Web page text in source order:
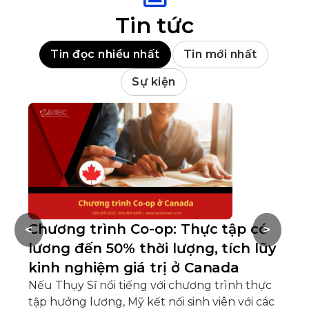
Tin tức
Tin đọc nhiều nhất Tin mới nhất
Sự kiện
Chương trình Co-op: Thực tập có
lương đến 50% thời lượng, tích lũy
kinh nghiệm giá trị ở Canada
Nếu Thụy Sĩ nổi tiếng với chương trình thực
tập hưởng lương, Mỹ kết nối sinh viên với các
>
<